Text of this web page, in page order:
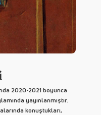
2020-2021 boyunca
yayınlanmıştır.
konuştukları,